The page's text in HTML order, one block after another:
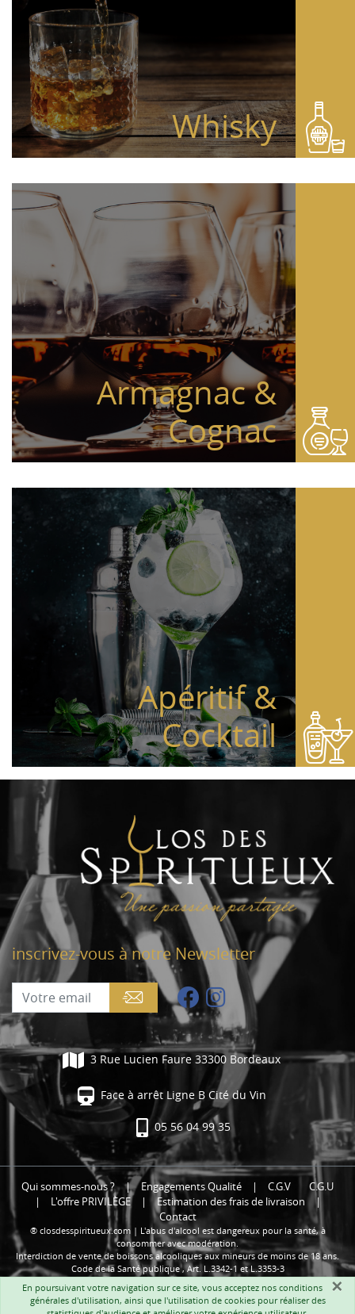
Whisky
Armagnac &
Cognac
Apéritif &
Cocktail
inscrivez-vous à notre Newsletter
3 Rue Lucien Faure 33300 Bordeaux
Face à arrêt Ligne B Cité du Vin
05 56 04 99 35
Qui sommes-nous ? | Engagements Qualité | C.G.V
C.G.U
|
L'offre PRIVILÈGE | Estimation des frais de livraison
|
Contact
® closdesspiritueux.com | L'abus d'alcool est dangereux pour la santé, à
consommer avec modération.
Interdiction de vente de boissons alcooliques aux mineurs de moins de 18 ans.
Code de la Santé publique , Art. L.3342-1 et L.3353-3
×
En poursuivant votre navigation sur ce site, vous acceptez nos conditions
générales d'utilisation, ainsi que l'utilisation de cookies pour réaliser des